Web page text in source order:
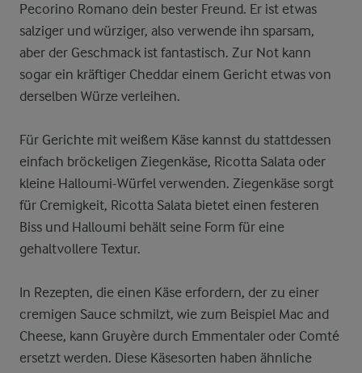
Pecorino Romano dein bester Freund. Er ist etwas
salziger und würziger, also verwende ihn sparsam,
aber der Geschmack ist fantastisch. Zur Not kann
sogar ein kräftiger Cheddar einem Gericht etwas von
derselben Würze verleihen.
Für Gerichte mit weißem Käse kannst du stattdessen
einfach bröckeligen Ziegenkäse, Ricotta Salata oder
kleine Halloumi-Würfel verwenden. Ziegenkäse sorgt
für Cremigkeit, Ricotta Salata bietet einen festeren
Biss und Halloumi behält seine Form für eine
gehaltvollere Textur.
In Rezepten, die einen Käse erfordern, der zu einer
cremigen Sauce schmilzt, wie zum Beispiel Mac and
Cheese, kann Gruyère durch Emmentaler oder Comté
ersetzt werden. Diese Käsesorten haben ähnliche